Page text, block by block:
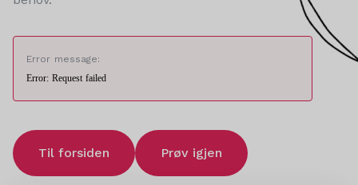
Error message:
Error: Request failed
Til forsiden Prøv igjen